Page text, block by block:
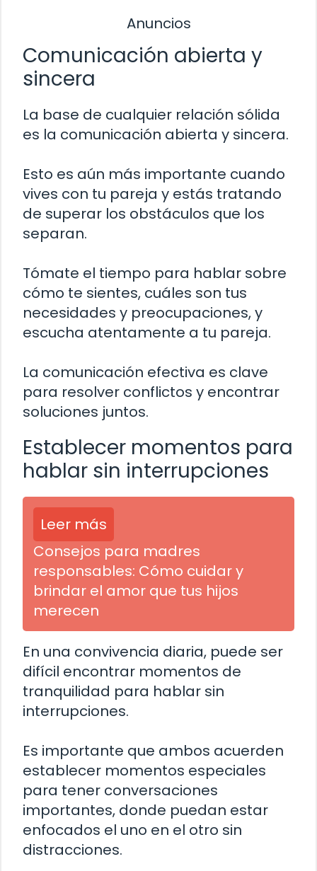
Anuncios
Comunicación abierta y
sincera
La base de cualquier relación sólida
es la comunicación abierta y sincera.
Esto es aún más importante cuando
vives con tu pareja y estás tratando
de superar los obstáculos que los
separan.
Tómate el tiempo para hablar sobre
cómo te sientes, cuáles son tus
necesidades y preocupaciones, y
escucha atentamente a tu pareja.
La comunicación efectiva es clave
para resolver conflictos y encontrar
soluciones juntos.
Establecer momentos para
hablar sin interrupciones
Leer más
Consejos para madres
responsables: Cómo cuidar y
brindar el amor que tus hijos
merecen
En una convivencia diaria, puede ser
difícil encontrar momentos de
tranquilidad para hablar sin
interrupciones.
Es importante que ambos acuerden
establecer momentos especiales
para tener conversaciones
importantes, donde puedan estar
enfocados el uno en el otro sin
distracciones.